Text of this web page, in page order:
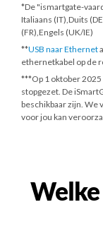
*De "ismartgate-
Italiaans (IT),Duits
(FR),Engels (UK/IE)
**USB naar Ethernet
ethernetkabel op de
***Op 1 oktober 2025
stopgezet. De
beschikbaar zijn. We
voor jou kan